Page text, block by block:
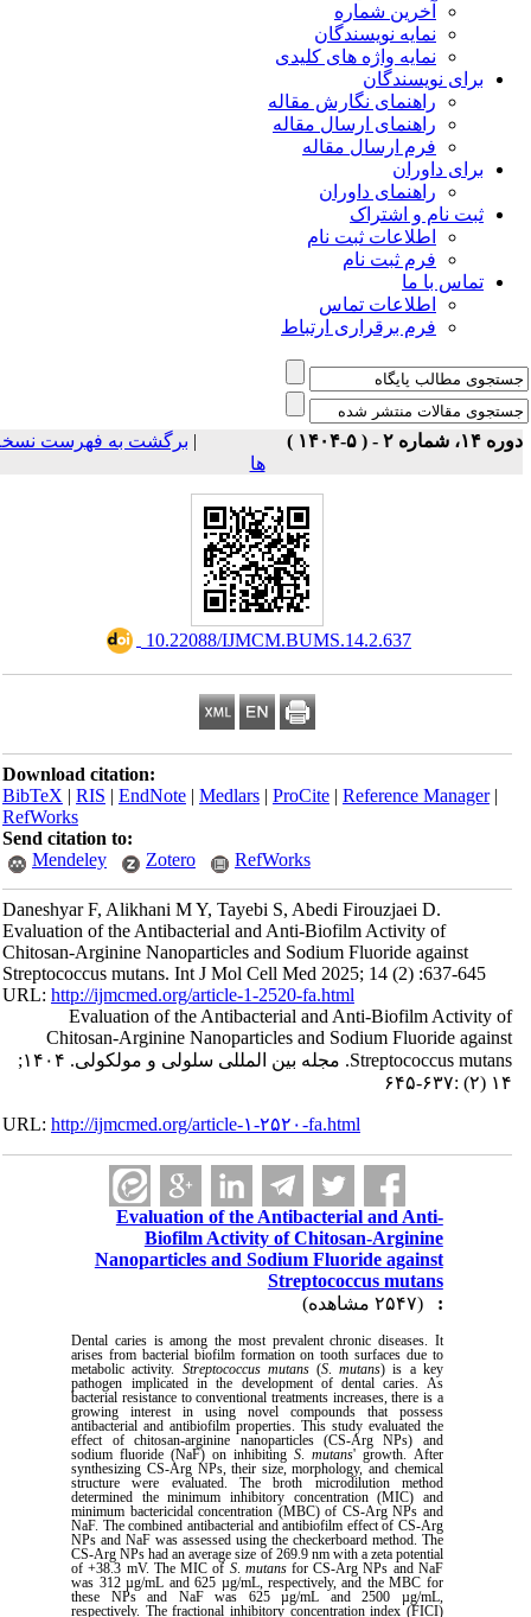
آخرین شماره
نمایه نویسندگان
نمایه واژه های کلیدی
برای نویسندگان
راهنمای نگارش مقاله
راهنمای ارسال مقاله
فرم ارسال مقاله
برای داوران
راهنمای داوران
ثبت نام و اشتراک
اطلاعات ثبت نام
فرم ثبت نام
تماس با ما
اطلاعات تماس
فرم برقراری ارتباط
شماره ۲ - ( ۵-۱۴۰۴ )
برگشت به فهرست نسخه
ها
‎ 10.22088/IJMCM.BUMS.14.2.637
Download citation:
BibTeX|RIS|EndNote|Medlars|ProCite|Reference Manager
RefWorks
Send citation to:
Mendeley
Zotero RefWorks
Daneshyar F, Alikhani M Y, Tayebi S, Abedi Firouzjaei D.
Evaluation of the Antibacterial and Anti-Biofilm Activity of
Chitosan-Arginine Nanoparticles and Sodium Fluoride against
Streptococcus mutans. Int J Mol Cell Med 2025; 14 (2) :637-645
URL:http://ijmcmed.org/article-1-2520-fa.html
Evaluation of the Antibacterial and Anti-Biofilm Activity of
Chitosan-Arginine Nanoparticles and Sodium Fluoride against
Streptococcus mutans. مجله بین المللی سلولی و مولکولی. ۱۴۰۴;
۱۴ (۲) :۶۳۷-۶۴۵
URL:http://ijmcmed.org/article-۱-۲۵۲۰-fa.html
Evaluation of the Antibacterial and Anti-
Biofilm Activity of Chitosan-Arginine
Nanoparticles and Sodium Fluoride against
Streptococcus mutans
Dental caries is among the most prevalent chronic diseases. It
arises from bacterial biofilm formation on tooth surfaces due to
metabolic activity.Streptococcus mutans S.mutans) is a key
pathogen implicated in the development of dental caries. As
bacterial resistance to conventional treatments increases, there is a
growing interest in using novel compounds that possess
antibacterial and antibiofilm properties. This study evaluated the
effect ofchitosan-arginine nanoparticles (CS-Arg NPs)and
sodium fluoride (NaF) on inhibiting S.mutans' growth. After
synthesizing CS-Arg NPs, their size, morphology, and chemical
structure were evaluated. The broth microdilution method
determined the minimum inhibitory concentration (MIC) and
minimum bactericidal concentration (MBC) of CS-Arg NPs and
NaF. The combined antibacterial and antibiofilm effect of CS-Arg
NPs and NaF was assessed using the checkerboard method. The
CS-Arg NPs had an average size of 269.9 nm with a zeta potential
of +38.3 mV. The MIC of S.mutansfor CS-Arg NPs and NaF
was 312 µg/mL and 625 µg/mL, respectively, and the MBC for
these NPs and NaF was 625 µg/mL and 2500 µg/mL,
respectively. The fractional inhibitory concentration index (FICI)